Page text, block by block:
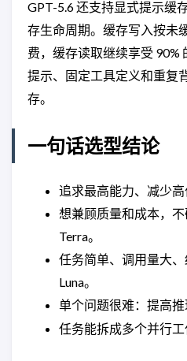
GPT-5.6 还支持显式提示缓
存生命周期。缓存写入按未
费，缓存读取继续享受 90%
提示、固定工具定义和重复
存。
一句话选型结论
追求最高能力、减少高
想兼顾质量和成本，
Terra。
任务简单、调用量大
Luna。
单个问题很难：提高
任务能拆成多个并行